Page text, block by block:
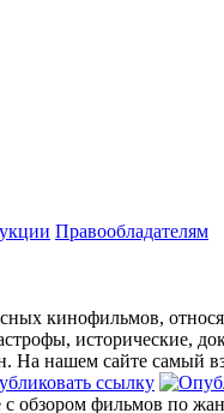
Правообладателям
кинофильмов,
исторические,
нашем сайте самый
с обзором фильмов по